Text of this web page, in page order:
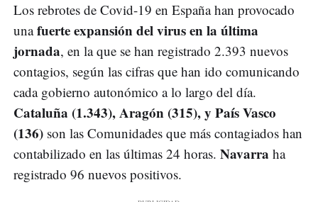
Los rebrotes de Covid-19 en España han provocado
unafuerte expansión del virus en la última
jornada, en la que se han registrado 2.393 nuevos
contagios, según las cifras que han ido comunicando
cada gobierno autonómico a lo largo del día.
Cataluña (1.343), Aragón (315), y País Vasco
(136) son las Comunidades que más contagiados han
contabilizado en las últimas 24 horas. Navarra ha
registrado 96 nuevos positivos.